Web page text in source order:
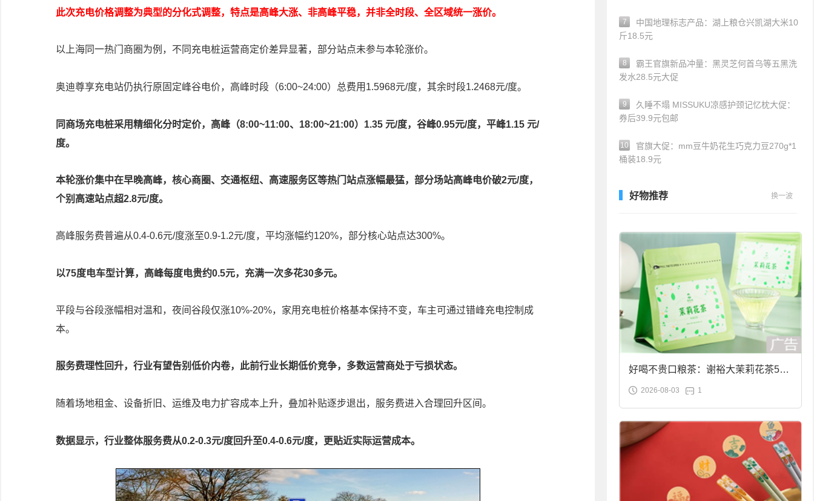
此次充电价格调整为典型的分化式调整，特点是高峰大涨、非高峰平稳，并非全时段、全区域统一涨价。
以上海同一热门商圈为例，不同充电桩运营商定价差异显著，部分站点未参与本轮涨价。
奥迪尊享充电站仍执行原固定峰谷电价，高峰时段（6:00~24:00）总费用1.5968元/度，其余时段1.2468元/度。
同商场充电桩采用精细化分时定价，高峰（8:00~11:00、18:00~21:00）1.35 元/度，谷峰0.95元/度，平峰1.15 元/
度。
本轮涨价集中在早晚高峰，核心商圈、交通枢纽、高速服务区等热门站点涨幅最猛，部分场站高峰电价破2元/度，
个别高速站点超2.8元/度。
高峰服务费普遍从0.4-0.6元/度涨至0.9-1.2元/度，平均涨幅约120%，部分核心站点达300%。
以75度电车型计算，高峰每度电贵约0.5元，充满一次多花30多元。
平段与谷段涨幅相对温和，夜间谷段仅涨10%-20%，家用充电桩价格基本保持不变，车主可通过错峰充电控制成
本。
服务费理性回升，行业有望告别低价内卷，此前行业长期低价竞争，多数运营商处于亏损状态。
随着场地租金、设备折旧、运维及电力扩容成本上升，叠加补贴逐步退出，服务费进入合理回升区间。
数据显示，行业整体服务费从0.2-0.3元/度回升至0.4-0.6元/度，更贴近实际运营成本。
7
中国地理标志产品：湖上粮仓兴凯湖大米10
斤18.5元
8
霸王官旗新品冲量：黑灵芝何首乌等五黑洗
发水28.5元大促
9
久睡不塌 MISSUKU凉感护颈记忆枕大促：
券后39.9元包邮
10
官旗大促：mm豆牛奶花生巧克力豆270g*1
桶装18.9元
好物推荐 换一波
好喝不贵口粮茶：谢裕大茉莉花茶50g
袋装9.9元到手
2026-08-03 1